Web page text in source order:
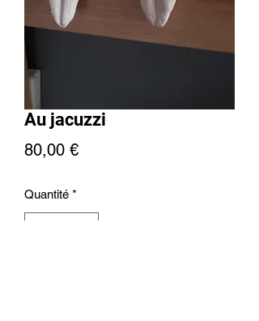
Au jacuzzi
80,00 €Prix
Quantité *